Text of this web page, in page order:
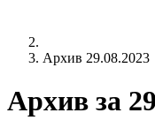
Архив 29.08.2023
Архив за